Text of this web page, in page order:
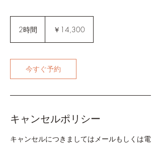
2時間 ￥14,300
今すぐ予約
キャンセルポリシー
キャンセルにつきましてはメールもしくは電